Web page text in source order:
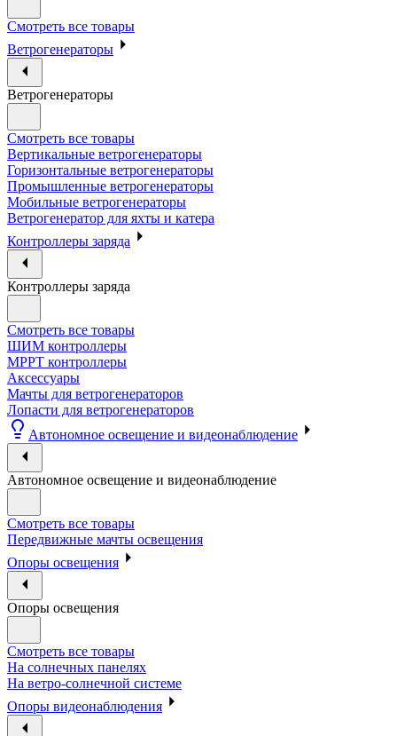
Смотреть все товары
Ветрогенераторы
Ветрогенераторы
Смотреть все товары
Вертикальные ветрогенераторы
Горизонтальные ветрогенераторы
Промышленные ветрогенераторы
Мобильные ветрогенераторы
Ветрогенератор для яхты и катера
Контроллеры заряда
Контроллеры заряда
Смотреть все товары
ШИМ контроллеры
МРРТ контроллеры
Аксессуары
Мачты для ветрогенераторов
Лопасти для ветрогенераторов
Автономное освещение и видеонаблюдение
Автономное освещение и видеонаблюдение
Смотреть все товары
Передвижные мачты освещения
Опоры освещения
Опоры освещения
Смотреть все товары
На солнечных панелях
На ветро-солнечной системе
Опоры видеонаблюдения